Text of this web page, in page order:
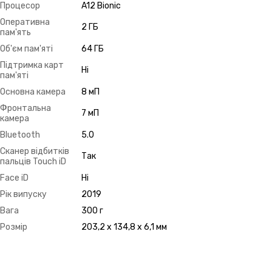
Процесор
A12 Bionic
Оперативна
пам'ять
2 ГБ
Об'єм пам'яті
64 ГБ
Підтримка карт
пам'яті
Ні
Основна камера
8 мП
Фронтальна
камера
7 мП
Bluetooth
5.0
Сканер відбитків
пальців Touch iD
Так
Face iD
Ні
Рік випуску
2019
Вага
300 г
Розмір
203,2 x 134,8 x 6,1 мм